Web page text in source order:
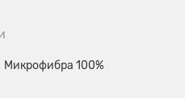
Микрофибра 100%